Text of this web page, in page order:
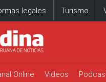
legales Turismo
Online Videos